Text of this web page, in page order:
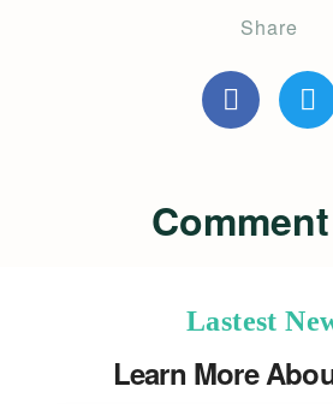
Share
Lastest
Learn More